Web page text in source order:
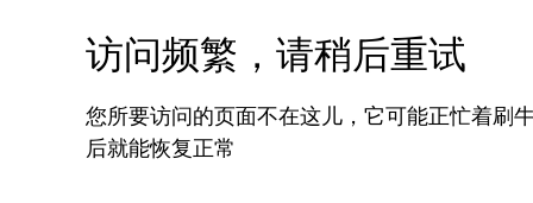
访问频繁，请稍后重试
您所要访问的页面不在这儿，它可能正忙着刷
后就能恢复正常